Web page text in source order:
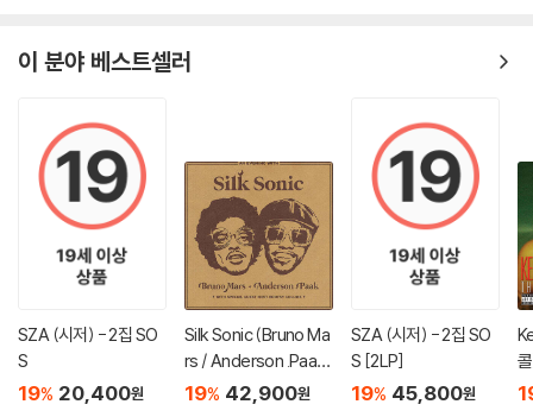
이 분야 베스트셀러
SZA (시저) - 2집 SO
S
19% 20,400원
Silk Sonic (Bruno Ma
rs / Anderson .Paak)
(실크 소닉) - 1집 An E
19% 42,900원
SZA (시저) - 2집 SO
S [2LP]
19% 45,800원